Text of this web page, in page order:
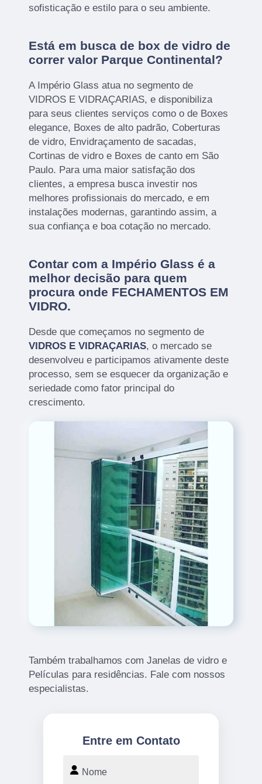
sofisticação e estilo para o seu ambiente.
Está em busca de box de vidro de
correr valor Parque Continental?
A Império Glass atua no segmento de
VIDROS E VIDRAÇARIAS, e disponibiliza
para seus clientes serviços como o de Boxes
elegance, Boxes de alto padrão, Coberturas
de vidro, Envidraçamento de sacadas,
Cortinas de vidro e Boxes de canto em São
Paulo. Para uma maior satisfação dos
clientes, a empresa busca investir nos
melhores profissionais do mercado, e em
instalações modernas, garantindo assim, a
sua confiança e boa cotação no mercado.
Contar com a Império Glass é a
melhor decisão para quem
procura onde FECHAMENTOS EM
VIDRO.
Desde que começamos no segmento de
VIDROS E VIDRAÇARIAS, o mercado se
desenvolveu e participamos ativamente deste
processo, sem se esquecer da organização e
seriedade como fator principal do
crescimento.
Também trabalhamos com Janelas de vidro e
Películas para residências. Fale com nossos
especialistas.
Entre em Contato